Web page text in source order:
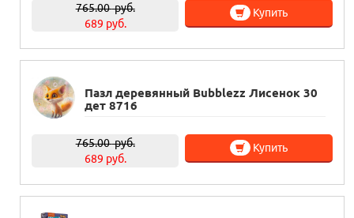
765.00руб.
689 руб.
Купить
Пазл деревянный Bubblezz Лисенок 30
дет 8716
765.00руб.
689 руб.
Купить